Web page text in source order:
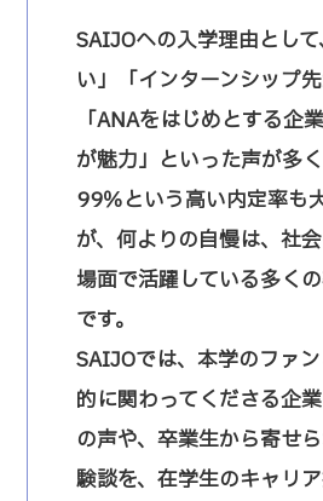
SAIJOへの入学理由とし
い」「インターンシップ先
「ANAをはじめとする企
が魅力」といった声が多く
99％という高い内定率も
が、何よりの自慢は、社
場面で活躍している多く
です。
SAIJOでは、本学のファ
的に関わってくださる企
の声や、卒業生から寄せ
験談を、在学生のキャリ